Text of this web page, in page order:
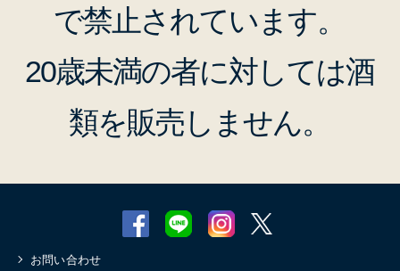
で禁止されています。
20歳未満の者に対しては酒
類を販売しません。
お問い合わせ